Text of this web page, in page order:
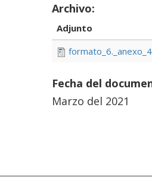
Archivo:
Adjunto
Fecha del
Marzo del 2021